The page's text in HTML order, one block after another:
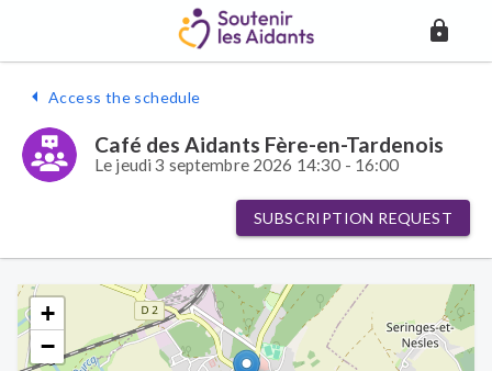
Access the schedule
Café des Aidants Fère-en-Tardenois
Le jeudi 3 septembre 2026 14:30 - 16:00
SUBSCRIPTION REQUEST
+
−